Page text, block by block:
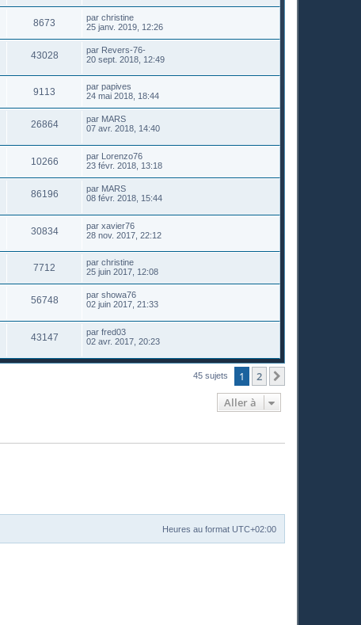
8673 par christine
25 janv. 2019, 12:26
43028 par Revers-76-
20 sept. 2018, 12:49
9113 par papives
24 mai 2018, 18:44
26864 par MARS
07 avr. 2018, 14:40
10266 par Lorenzo76
23 févr. 2018, 13:18
86196 par MARS
08 févr. 2018, 15:44
30834 par xavier76
28 nov. 2017, 22:12
7712 par christine
25 juin 2017, 12:08
56748 par showa76
02 juin 2017, 21:33
43147 par fred03
02 avr. 2017, 20:23
45 sujets 1 2
Aller à
Heures au format UTC+02:00